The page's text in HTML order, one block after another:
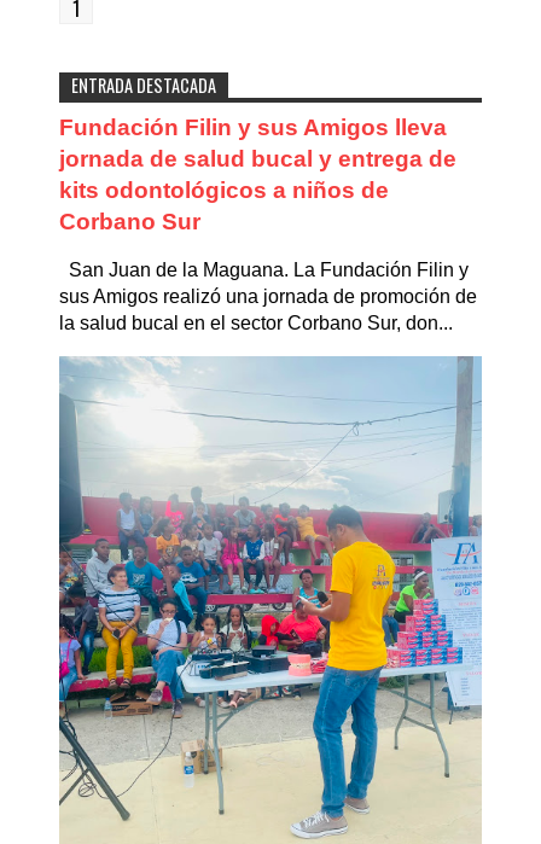
1
ENTRADA DESTACADA
Fundación Filin y sus Amigos lleva
jornada de salud bucal y entrega de
kits odontológicos a niños de
Corbano Sur
San Juan de la Maguana. La Fundación Filin y
sus Amigos realizó una jornada de promoción de
la salud bucal en el sector Corbano Sur, don...